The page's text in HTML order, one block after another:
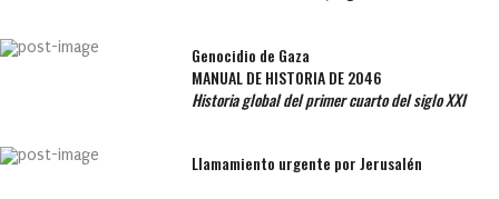
Genocidio de Gaza
MANUAL DE HISTORIA DE 2046
Historia global del primer cuarto del siglo XXI
Llamamiento urgente por Jerusalén